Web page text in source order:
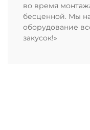
во время
бесценной. Мы
оборудование
закусок!»